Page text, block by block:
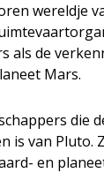
wereldje
als de
Mars.
die
is van Pluto.
en